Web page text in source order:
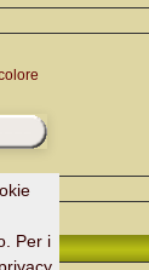
Per i